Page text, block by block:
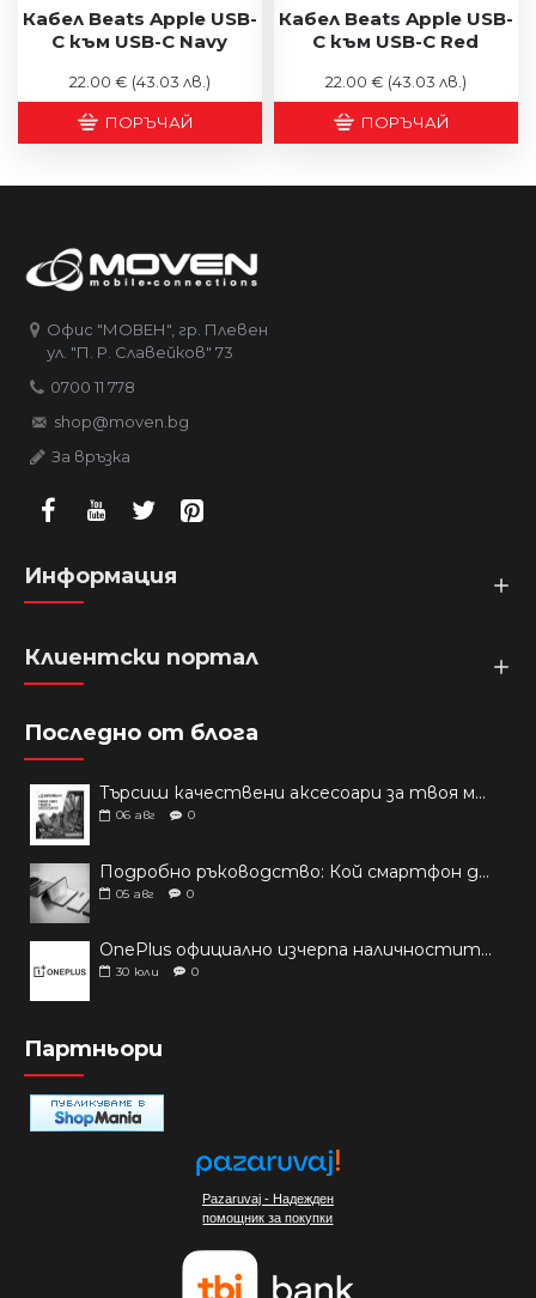
Кабел Beats Apple USB-
C към USB-C Navy
22.00 € (43.03 лв.)
ПОРЪЧАЙ
Кабел Beats Apple USB-
C към USB-C Red
22.00 € (43.03 лв.)
ПОРЪЧАЙ
Офис "МОВЕН", гр. Плевен
ул. "П. Р. Славейков" 73
0700 11 778
shop@moven.bg
За връзка
Информация
Клиентски портал
Последно от блога
Търсиш качествени аксесоари за твоя модел? Как правилно да защитим новия си смартфон: Ръководство за аксесоари през 2026 г.
06 авг 0
Подробно ръководство: Кой смартфон да купиш през 2026 г.?
05 авг 0
OnePlus официално изчерпа наличностите си от телефони на основни пазари
30 юли 0
Партньори
Pazaruvaj - Надежден
помощник за покупки